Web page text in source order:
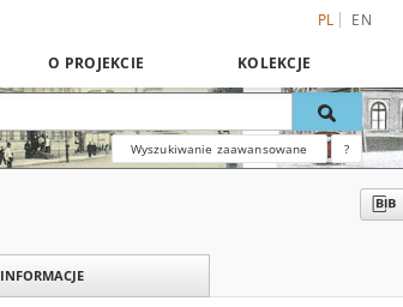
PL EN
O PROJEKCIE KOLEKCJE
Wyszukiwanie zaawansowane ?
INFORMACJE